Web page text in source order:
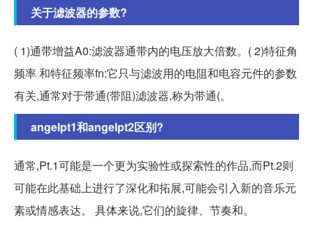
关于滤波器的参数?
( 1)通带增益A0:滤波器通带内的电压放大倍数。( 2)特征角
频率 和特征频率fn:它只与滤波用的电阻和电容元件的参数
有关,通常对于带通(带阻)滤波器,称为带通(。
angelpt1和angelpt2区别?
通常,Pt.1可能是一个更为实验性或探索性的作品,而Pt.2则
可能在此基础上进行了深化和拓展,可能会引入新的音乐元
素或情感表达。 具体来说,它们的旋律、节奏和。